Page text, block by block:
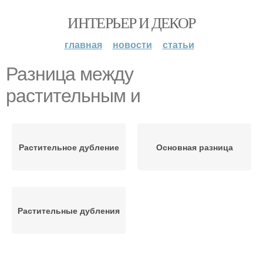
ИНТЕРЬЕР И ДЕКОР
главная новости статьи
Разница между
растительным и
Растительное дубление Основная разница
Растительные дубления